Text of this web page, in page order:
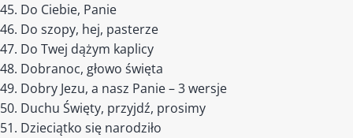
Do Ciebie, Panie
Do szopy, hej, pasterze
Do Twej dążym kaplicy
Dobranoc, głowo święta
Dobry Jezu, a nasz Panie – 3 wersje
Duchu Święty, przyjdź, prosimy
Dzieciątko się narodziło